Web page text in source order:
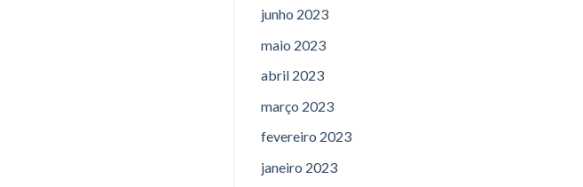
junho 2023
maio 2023
abril 2023
março 2023
fevereiro 2023
janeiro 2023